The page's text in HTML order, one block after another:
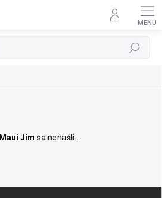
Hľadať
Maui Jim sa nenašli...